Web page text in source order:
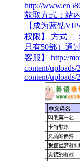
http://
获取方式：站
【成为蓝钻
权限】 方式二
只有50部）通
客服】 http://
content/
content/